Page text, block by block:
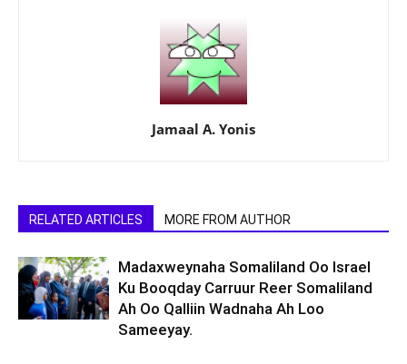
Jamaal A. Yonis
RELATED ARTICLES MORE FROM AUTHOR
Madaxweynaha Somaliland Oo Israel
Ku Booqday Carruur Reer Somaliland
Ah Oo Qalliin Wadnaha Ah Loo
Sameeyay.